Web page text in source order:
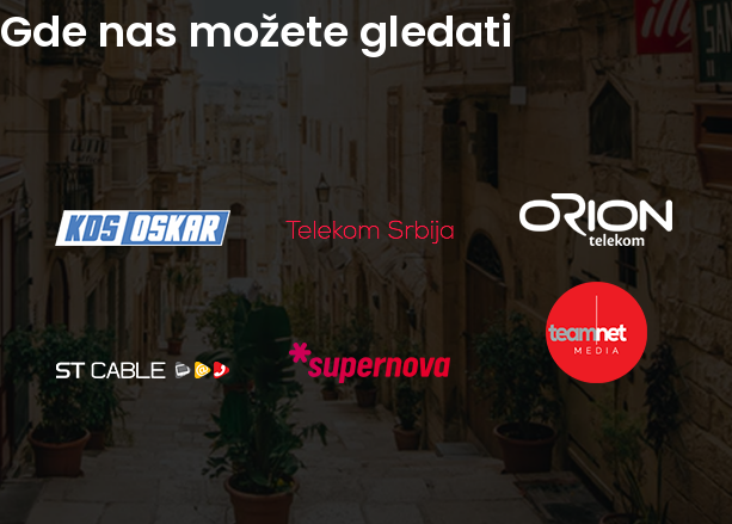
Gde nas možete gledati